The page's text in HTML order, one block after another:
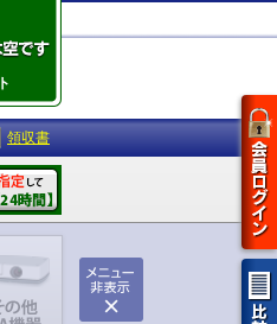
領収書